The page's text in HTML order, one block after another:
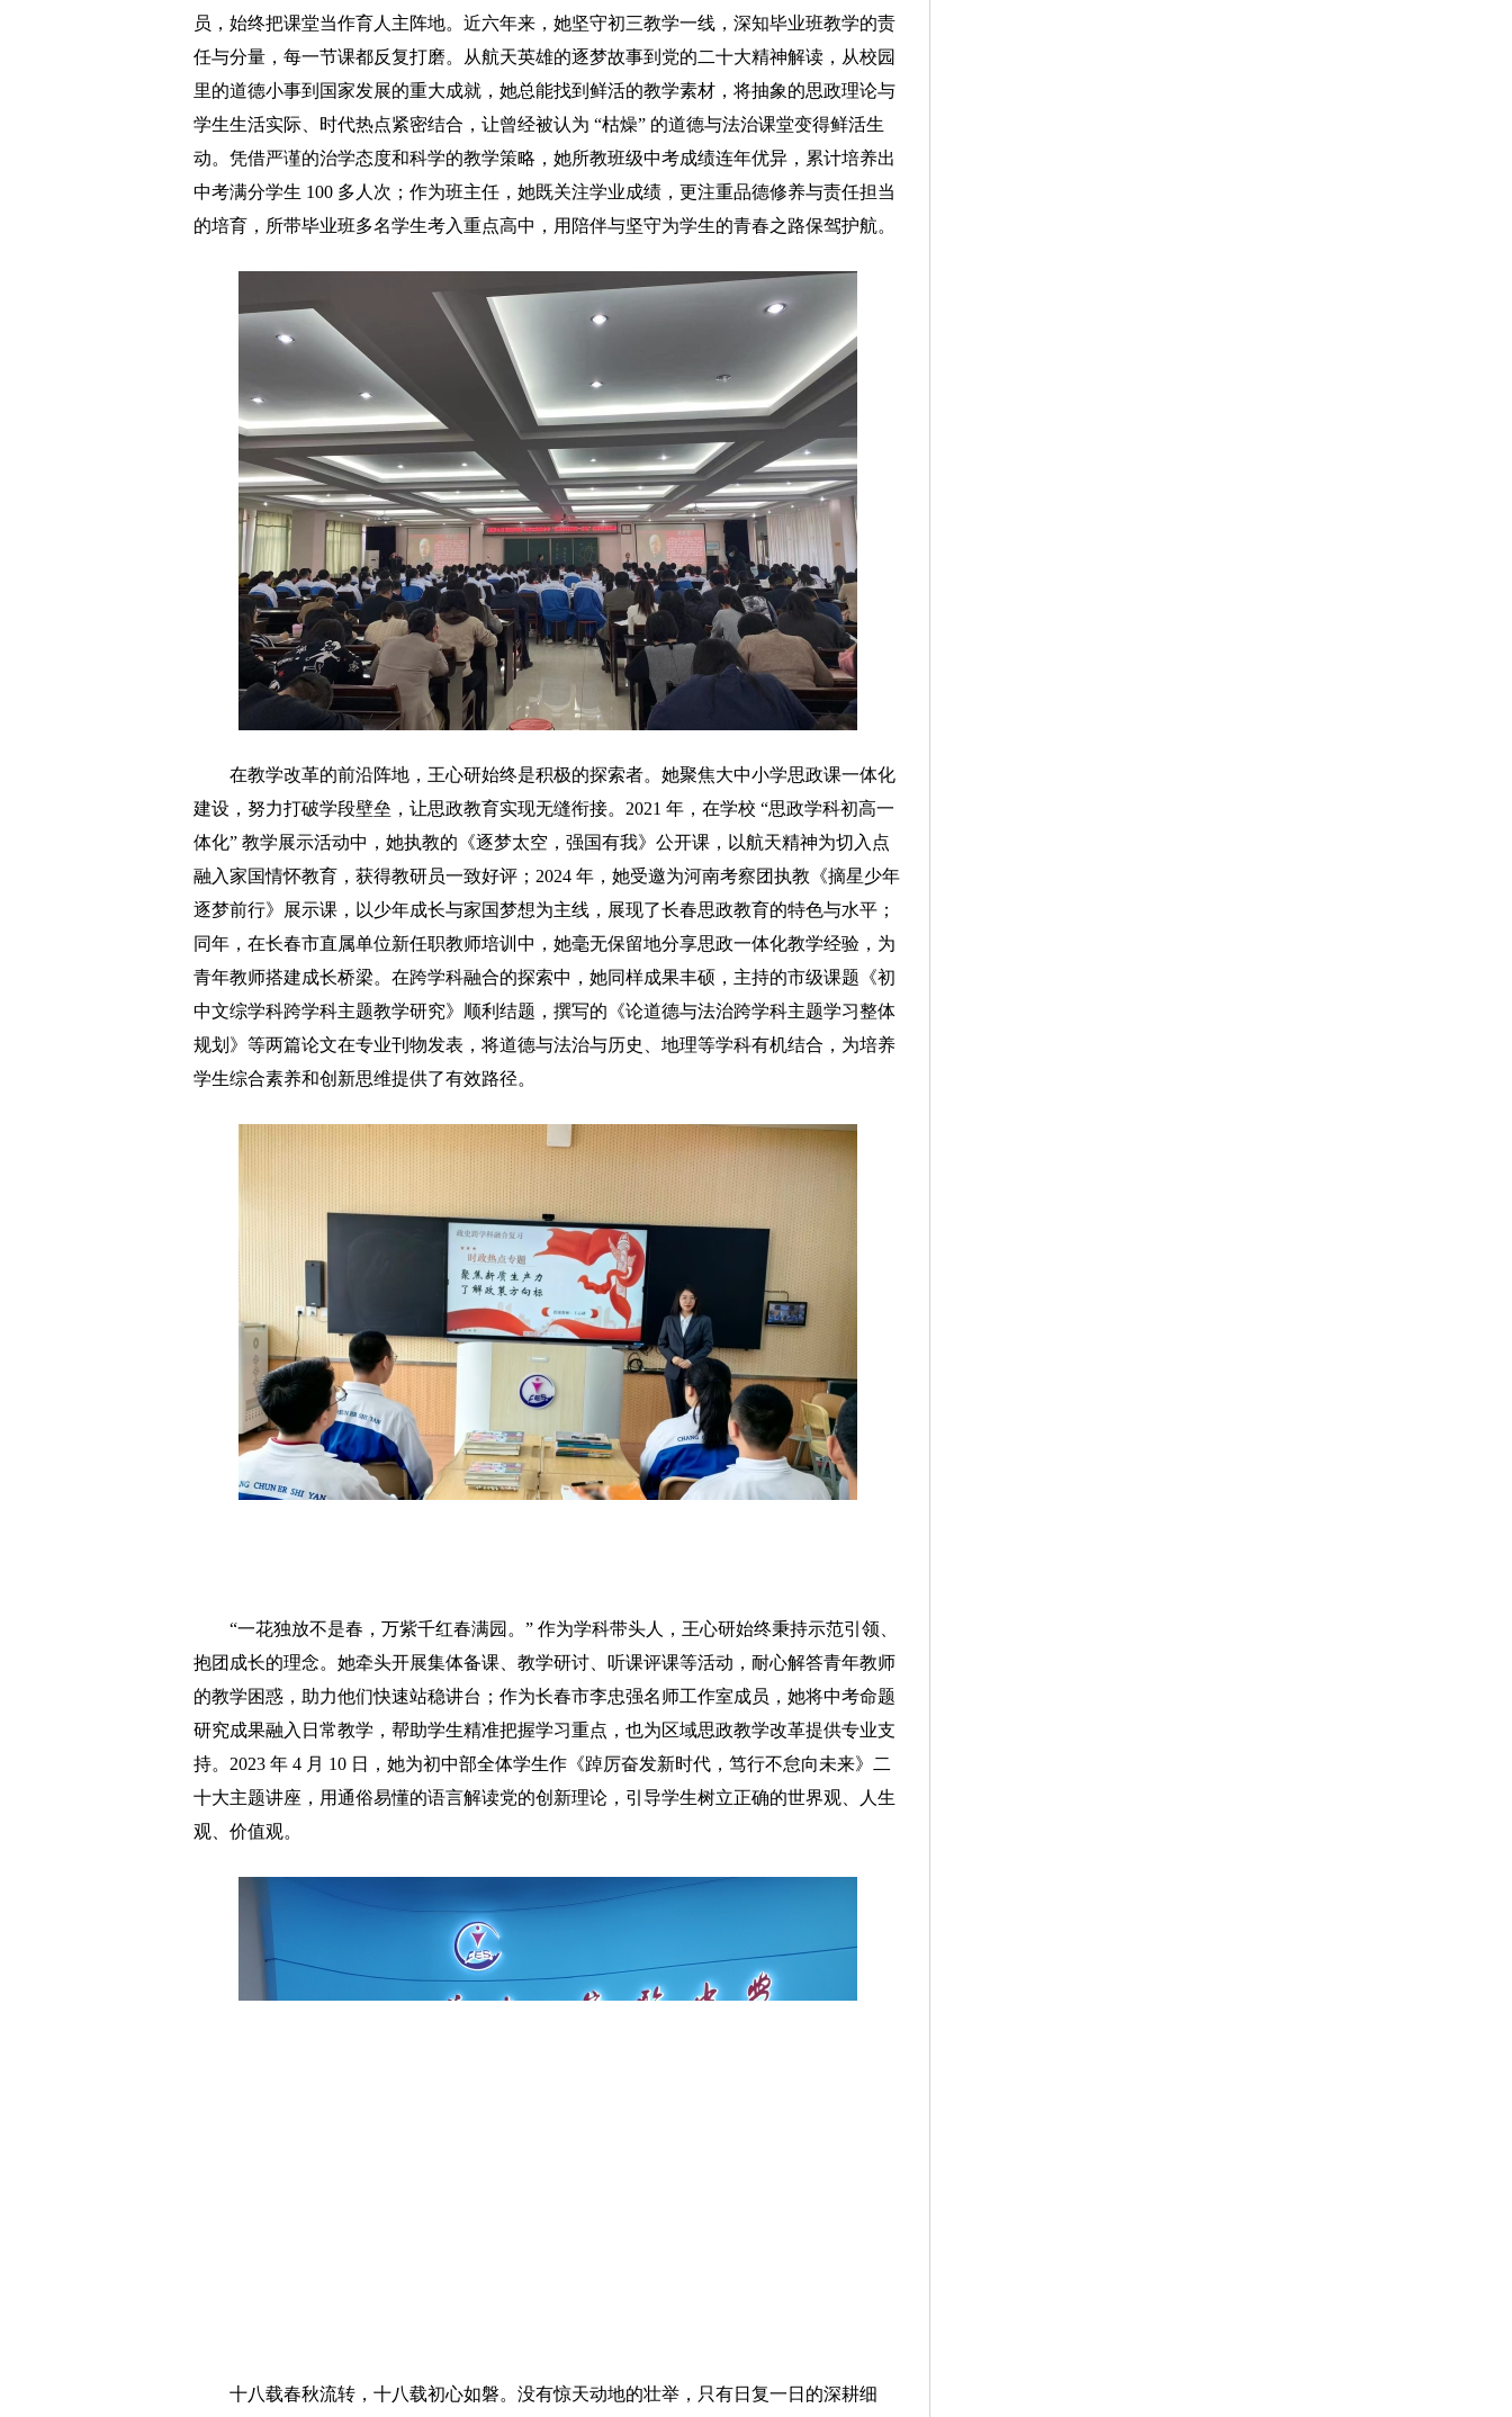
员，始终把课堂当作育人主阵地。近六年来，她坚守初三教学一线，深知毕业班教学的责
任与分量，每一节课都反复打磨。从航天英雄的逐梦故事到党的二十大精神解读，从校园
里的道德小事到国家发展的重大成就，她总能找到鲜活的教学素材，将抽象的思政理论与
学生生活实际、时代热点紧密结合，让曾经被认为 “枯燥” 的道德与法治课堂变得鲜活生
动。凭借严谨的治学态度和科学的教学策略，她所教班级中考成绩连年优异，累计培养出
中考满分学生 100 多人次；作为班主任，她既关注学业成绩，更注重品德修养与责任担当
的培育，所带毕业班多名学生考入重点高中，用陪伴与坚守为学生的青春之路保驾护航。
在教学改革的前沿阵地，王心研始终是积极的探索者。她聚焦大中小学思政课一体化
建设，努力打破学段壁垒，让思政教育实现无缝衔接。2021 年，在学校 “思政学科初高一
体化” 教学展示活动中，她执教的《逐梦太空，强国有我》公开课，以航天精神为切入点
融入家国情怀教育，获得教研员一致好评；2024 年，她受邀为河南考察团执教《摘星少年
逐梦前行》展示课，以少年成长与家国梦想为主线，展现了长春思政教育的特色与水平；
同年，在长春市直属单位新任职教师培训中，她毫无保留地分享思政一体化教学经验，为
青年教师搭建成长桥梁。在跨学科融合的探索中，她同样成果丰硕，主持的市级课题《初
中文综学科跨学科主题教学研究》顺利结题，撰写的《论道德与法治跨学科主题学习整体
规划》等两篇论文在专业刊物发表，将道德与法治与历史、地理等学科有机结合，为培养
学生综合素养和创新思维提供了有效路径。
“一花独放不是春，万紫千红春满园。” 作为学科带头人，王心研始终秉持示范引领、
抱团成长的理念。她牵头开展集体备课、教学研讨、听课评课等活动，耐心解答青年教师
的教学困惑，助力他们快速站稳讲台；作为长春市李忠强名师工作室成员，她将中考命题
研究成果融入日常教学，帮助学生精准把握学习重点，也为区域思政教学改革提供专业支
持。2023 年 4 月 10 日，她为初中部全体学生作《踔厉奋发新时代，笃行不怠向未来》二
十大主题讲座，用通俗易懂的语言解读党的创新理论，引导学生树立正确的世界观、人生
观、价值观。
十八载春秋流转，十八载初心如磐。没有惊天动地的壮举，只有日复一日的深耕细